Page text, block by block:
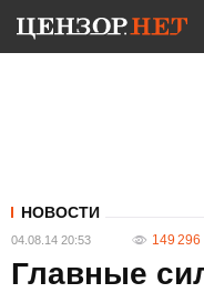
НОВОСТИ
04.08.14 20:53 149 296
Главные